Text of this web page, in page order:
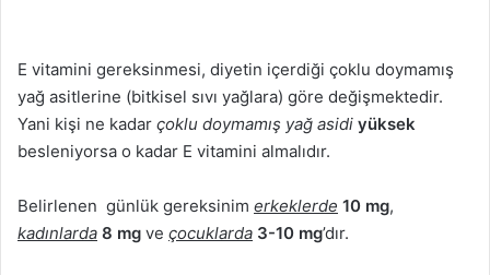
E vitamini gereksinmesi, diyetin içerdiği çoklu doymamış
yağ asitlerine (bitkisel sıvı yağlara) göre değişmektedir.
Yani kişi ne kadar çoklu doymamış yağ asidi yüksek
besleniyorsa o kadar E vitamini almalıdır.
Belirlenen günlük gereksinim erkeklerde 10 mg,
kadınlarda 8 mg ve çocuklarda 3-10 mg’dır.